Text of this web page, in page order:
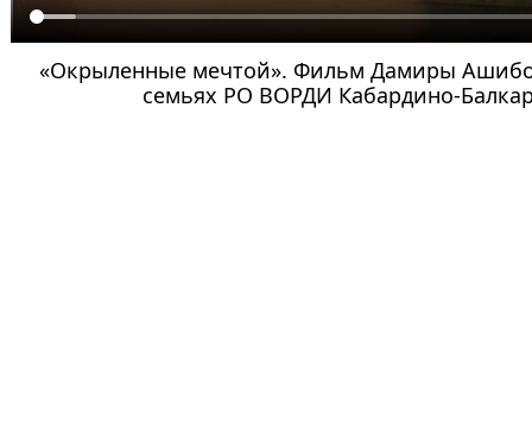
«Окрыленные мечтой». Фильм Дамиры
семьях РО ВОРДИ Кабардино-